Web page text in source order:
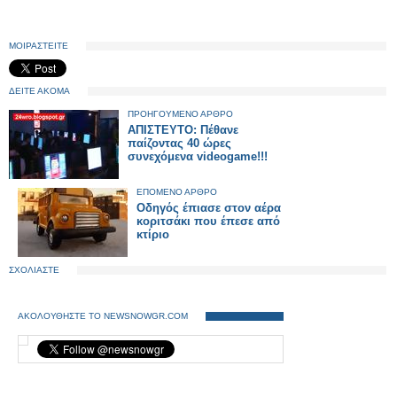
ΜΟΙΡΑΣΤΕΙΤΕ
ΔΕΙΤΕ ΑΚΟΜΑ
ΠΡΟΗΓΟΥΜΕΝΟ ΑΡΘΡΟ
ΑΠΙΣΤΕΥΤΟ: Πέθανε
παίζοντας 40 ώρες
συνεχόμενα videogame!!!
ΕΠΟΜΕΝΟ ΑΡΘΡΟ
Οδηγός έπιασε στον αέρα
κοριτσάκι που έπεσε από
κτίριο
ΣΧΟΛΙΑΣΤΕ
ΑΚΟΛΟΥΘΗΣΤΕ ΤΟ NEWSNOWGR.COM